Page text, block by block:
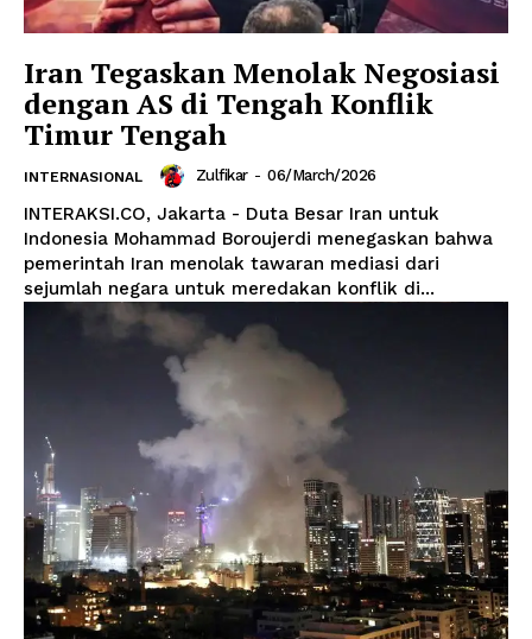
Iran Tegaskan Menolak Negosiasi
dengan AS di Tengah Konflik
Timur Tengah
INTERNASIONAL Zulfikar - 06/March/2026
INTERAKSI.CO, Jakarta - Duta Besar Iran untuk
Indonesia Mohammad Boroujerdi menegaskan bahwa
pemerintah Iran menolak tawaran mediasi dari
sejumlah negara untuk meredakan konflik di...